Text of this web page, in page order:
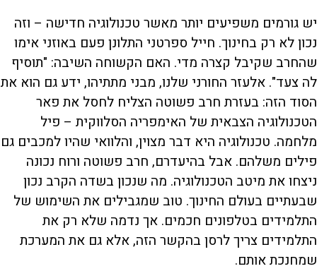
יש גורמים משפיעים יותר מאשר טכנולוגיה חדישה – וזה
נכון לא רק בחינוך. חייל ספרטני התלונן פעם באוזני אימו
שהחרב שקיבל קצרה מדי. האם הקשוחה השיבה: "תוסיף
לה צעד". אלעזר החורני שלנו, מבני מתתיהו, ידע גם הוא את
הסוד הזה: בעזרת חרב פשוטה הצליח לחסל את פאר
הטכנולוגיה הצבאית של האימפריה הסלווקית – פיל
מלחמה. טכנולוגיה היא דבר מצוין, והלוואי שהיו למכבים גם
פילים משלהם. אבל בהיעדרם, חרב פשוטה ורוח נכונה
ניצחו את מיטב הטכנולוגיה. מה שנכון בשדה הקרב נכון
שבעתיים בעולם החינוך. טוב שמגבילים את השימוש של
התלמידים בטלפונים חכמים. אך נדמה שלא רק את
התלמידים צריך לרסן בהקשר הזה, אלא גם את המערכת
שמחנכת אותם.